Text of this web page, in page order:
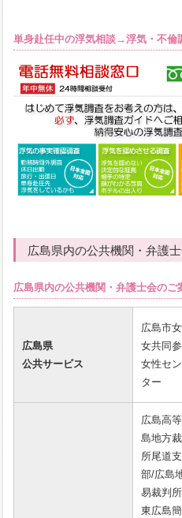
単身赴任中の浮気相談→浮気・不倫
広島県内の公共機関・弁護
広島県内の公共機関・弁護士会のご
広島県
公共サービス
広島市
女共同
女性セ
ター
広島高
島地方
所尾道
部/広島
易裁判
東広島